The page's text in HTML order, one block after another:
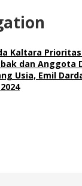
Kaltara
dan Anggota
Usia, Emil